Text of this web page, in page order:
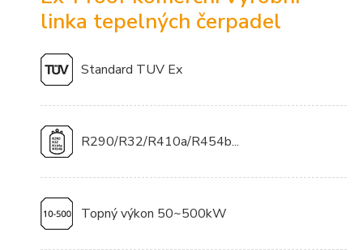
linka tepelných čerpadel
Standard TUV Ex
R290/R32/R410a/R454b...
Topný výkon 50~500kW